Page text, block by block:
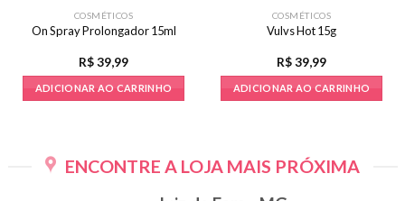
COSMÉTICOS
On Spray Prolongador 15ml
R$39,99
ADICIONAR AO CARRINHO
COSMÉTICOS
Vulvs Hot 15g
R$39,99
ADICIONAR AO CARRINHO
ENCONTRE A LOJA MAIS PRÓXIMA